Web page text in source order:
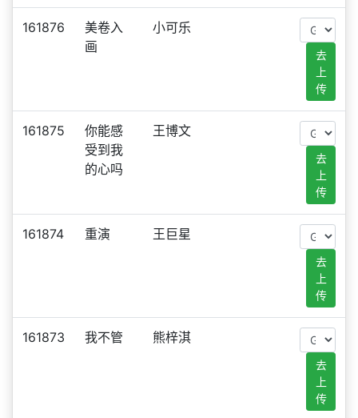
161876
美卷入
画
小可乐
去
上
传
161875
你能感
受到我
的心吗
王博文
去
上
传
161874 重演 王巨星
去
上
传
161873 我不管 熊梓淇
去
上
传